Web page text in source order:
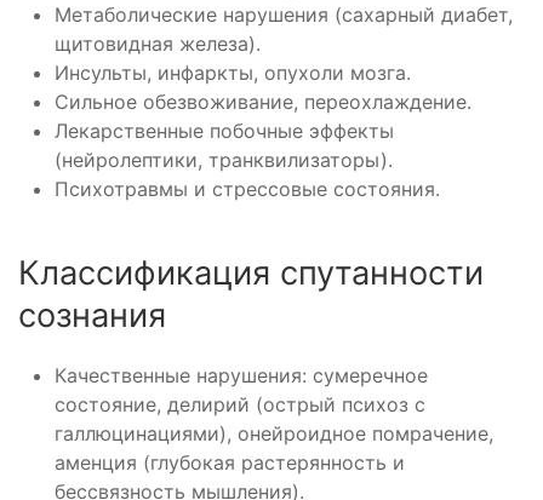
Метаболические нарушения (сахарный диабет,
щитовидная железа).
Инсульты, инфаркты, опухоли мозга.
Сильное обезвоживание, переохлаждение.
Лекарственные побочные эффекты
(нейролептики, транквилизаторы).
Психотравмы и стрессовые состояния.
Классификация спутанности
сознания
Качественные нарушения: сумеречное
состояние, делирий (острый психоз с
галлюцинациями), онейроидное помрачение,
аменция (глубокая растерянность и
бессвязность мышления).